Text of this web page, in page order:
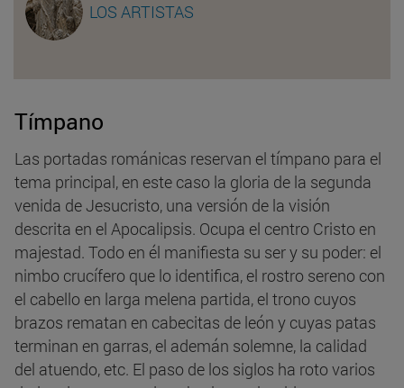
LOS ARTISTAS
Tímpano
Las portadas románicas reservan el tímpano para el
tema principal, en este caso la gloria de la segunda
venida de Jesucristo, una versión de la visión
descrita en el Apocalipsis. Ocupa el centro Cristo en
majestad. Todo en él manifiesta su ser y su poder: el
nimbo crucífero que lo identifica, el rostro sereno con
el cabello en larga melena partida, el trono cuyos
brazos rematan en cabecitas de león y cuyas patas
terminan en garras, el ademán solemne, la calidad
del atuendo, etc. El paso de los siglos ha roto varios